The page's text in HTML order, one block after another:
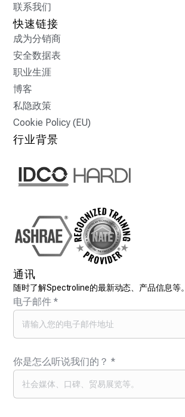
联系我们
快速链接
成为分销商
安全数据表
职业生涯
博客
私隐政策
Cookie Policy (EU)
行业背景
通讯
随时了解Spectroline的最新动态、产品信息等。
电子邮件*
你是怎么听说我们的？*